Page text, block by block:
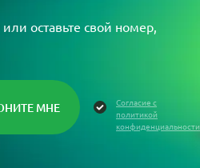
или оставьте свой номер,
Согласие с
политикой
конфиденциальности